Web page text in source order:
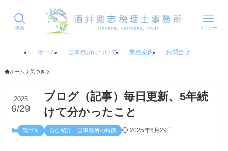
検索 メニュー
ホーム 当事務所について 業務案内 お問合せ
ホーム 気づき
ブログ（記事）毎日更新、5年続
けて分かったこと
2025
6/29
気づき 自己紹介、当事務所の特徴 2025年6月29日